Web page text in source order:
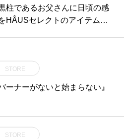
柱であるお父さんに日頃の感
HÅUSセレクトのアイテムで
ぐ「KIHARA」が手掛けるプ
ダクトをはじめ、モダンで洒落
豊富にございますので、ご自
けの父の日ギフトセットを選
STORE
バーナーがないと始まらない』
STORE